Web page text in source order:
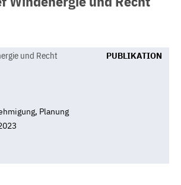
PUBLIKATION
Planung